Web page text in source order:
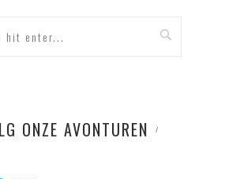
ONZE AVONTUREN